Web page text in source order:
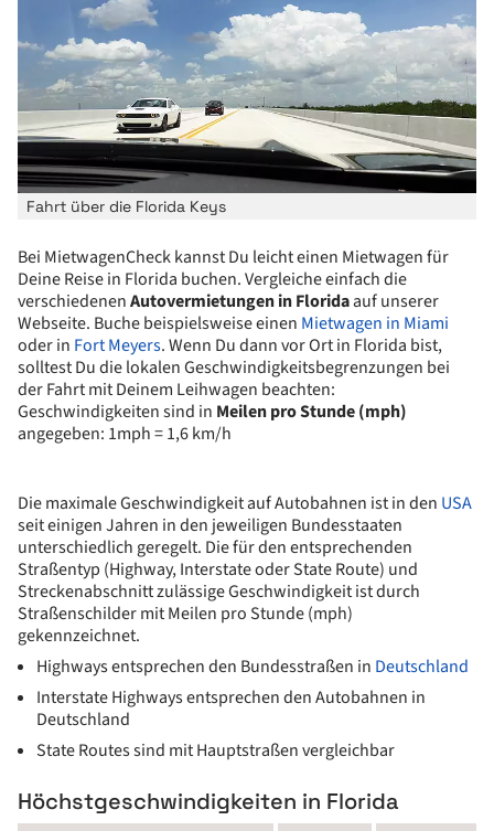
Fahrt über die Florida Keys
Bei MietwagenCheck kannst Du leicht einen Mietwagen für
Deine Reise in Florida buchen. Vergleiche einfach die
verschiedenenAutovermietungen in Floridaauf unserer
Webseite. Buche beispielsweise einen Mietwagen in Miami
oder in Fort Meyers. Wenn Du dann vor Ort in Florida bist,
solltest Du die lokalen Geschwindigkeitsbegrenzungen bei
der Fahrt mit Deinem Leihwagen beachten:
Geschwindigkeiten sind in Meilen pro Stunde (mph)
angegeben: 1mph = 1,6 km/h
Die maximale Geschwindigkeit auf Autobahnen ist in den USA
seit einigen Jahren in den jeweiligen Bundesstaaten
unterschiedlich geregelt. Die für den entsprechenden
Straßentyp (Highway, Interstate oder State Route) und
Streckenabschnitt zulässige Geschwindigkeit ist durch
Straßenschilder mit Meilen pro Stunde (mph)
gekennzeichnet.
Highways entsprechen den Bundesstraßen in Deutschland
Interstate Highways entsprechen den Autobahnen in
Deutschland
State Routes sind mit Hauptstraßen vergleichbar
Höchstgeschwindigkeiten in Florida